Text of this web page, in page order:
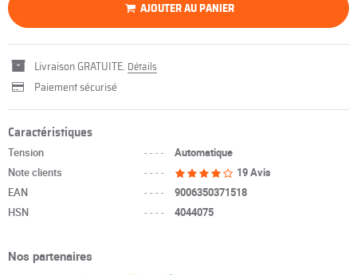
AJOUTER AU PANIER
Livraison GRATUITE. Détails
Paiement sécurisé
Caractéristiques
Tension ----
Automatique
Note clients
----
19 Avis
EAN
----
9006350371518
HSN
---- 4044075
Nos partenaires